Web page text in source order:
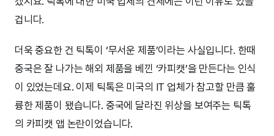
겁니다.
더욱 중요한 건 틱톡이 ‘무서운 제품’이라는 사실입니다. 한때
중국은 잘 나가는 해외 제품을 베낀 ‘카피캣’을 만든다는 인식
이 있었는데요. 이제 틱톡은 미국의 IT 업체가 참고할 만큼 훌
륭한 제품이 됐습니다. 중국에 달라진 위상을 보여주는 틱톡
의 카피캣 앱 논란이었습니다.